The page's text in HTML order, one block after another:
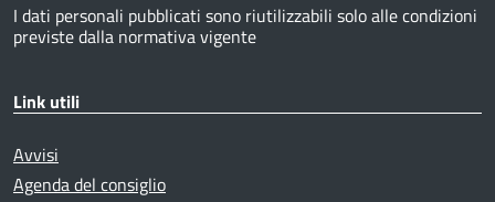
I dati personali pubblicati sono riutilizzabili solo alle condizioni
previste dalla normativa vigente
Link utili
Avvisi
Agenda del consiglio